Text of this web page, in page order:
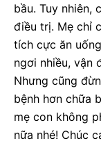
bầu. Tuy nhiên,
điều trị. Mẹ chỉ
tích cực ăn
ngơi nhiều, vận
Nhưng cũng
bệnh hơn chữa
mẹ con không
nữa nhé! Chúc